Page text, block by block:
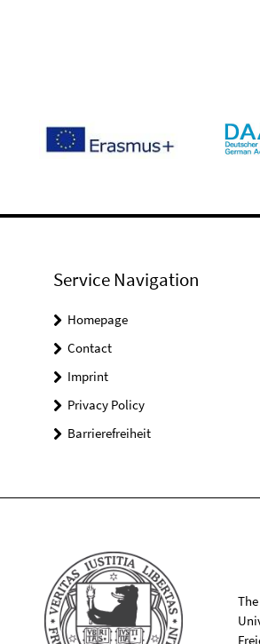
Service Navigation
Homepage
Contact
Imprint
Privacy Policy
Barrierefreiheit